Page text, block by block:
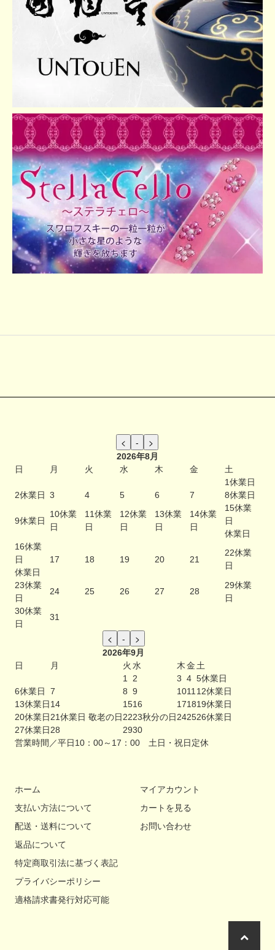
2026年8月
日
月 火 水 木 金
土
1休業日
2休業日 3 4 5 6 7 8休業日
9休業日
10休業
日
11休業
日
12休業
日
13休業
日
14休業
日
15休業
日
休業日
16休業
日
休業日
17 18 19 20 21
22休業
日
23休業
日
24 25 26 27 28
29休業
日
30休業
日
31
2026年9月
日
月 火 水 木金土
1 2 3 4 5休業日
6休業日 7 8 9 101112休業日
13休業日14 1516 171819休業日
20休業日21休業日 敬老の日2223秋分の日242526休業日
27休業日28 2930
営業時間／平日10：00～17：00 土日・祝日定休
ホーム
支払い方法について
配送・送料について
返品について
特定商取引法に基づく表記
プライバシーポリシー
適格請求書発行対応可能
マイアカウント
カートを見る
お問い合わせ